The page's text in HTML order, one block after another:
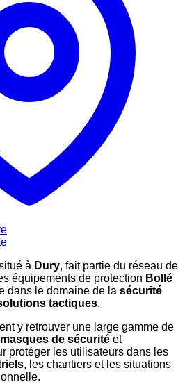
à Dury, fait partie du réseau de
équipements de protection Bollé
dans le domaine de la sécurité
tactiques.
y retrouver une large gamme de
masques de sécurité et
protéger les utilisateurs dans les
, les chantiers et les situations